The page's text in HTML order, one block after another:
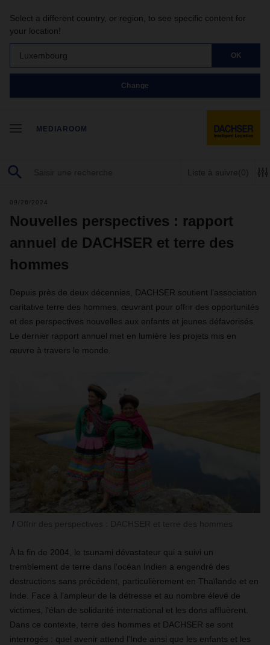
Select a different country, or region, to see specific content for
your location!
Luxembourg OK
Change
MEDIAROOM
Liste à suivre(0)
09/26/2024
Nouvelles perspectives : rapport
annuel de DACHSER et terre des
hommes
Depuis près de deux décennies, DACHSER soutient l’association
caritative terre des hommes, œuvrant pour offrir des opportunités
et des perspectives nouvelles aux enfants et jeunes défavorisés.
Le dernier rapport annuel met en lumière les projets mis en
œuvre à travers le monde.
À la fin de 2004, le tsunami dévastateur qui a suivi un
tremblement de terre dans l'océan Indien a engendré des
destructions sans précédent, particulièrement en Thaïlande et en
Inde. Face à l'ampleur de la détresse et au nombre élevé de
victimes, l'élan de solidarité international et les dons affluèrent.
Dans ce contexte, terre des hommes et DACHSER se sont
interrogés : quel avenir attend l'Inde ainsi que les enfants et les